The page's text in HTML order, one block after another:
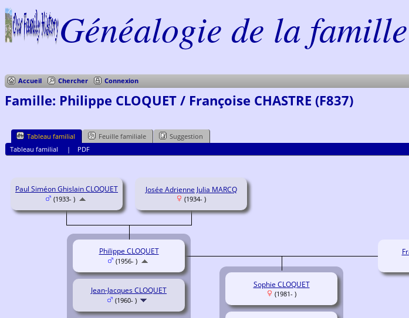
Généalogie de la
Accueil Chercher Connexion
Famille: Philippe CLOQUET / Françoise CHASTRE (F837)
Tableau familial Feuille familiale
Suggestion
Tableau familial
| PDF
Paul Siméon Ghislain CLOQUET
(1933- )
Josée Adrienne Julia MARCQ
(1934- )
Jean-Jacques CLOQUET
(1960- )
Philippe CLOQUET
(1956- )
Sophie CLOQUET
(1981- )